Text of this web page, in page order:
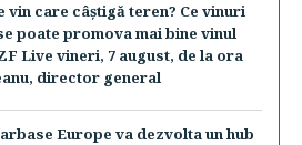
vin care câştigă teren? Ce vinuri
poate promova mai bine vinul
Live vineri, 7 august, de la ora
director general
Europe va dezvolta un hub